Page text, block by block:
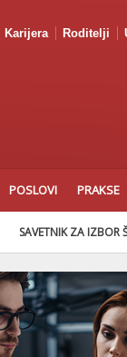
Karijera Roditelji
POSLOVI PRAKSE
SAVETNIK ZA IZBOR